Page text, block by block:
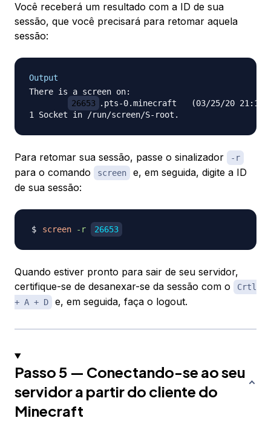
Você receberá um resultado com a ID de sua
sessão, que você precisará para retomar aquela
sessão:
Output
There is a screen on:
26653
.pts-0.minecraft   (03/25/20
Para retomar sua sessão, passe o sinalizador -r
para o comando screen
e, em seguida, digite a ID
de sua sessão:
screen -r 26653
Quando estiver pronto para sair de seu servidor,
certifique-se de desanexar-se da sessão com o
Crtl
+ A + D
e, em seguida, faça o logout.
Passo 5 — Conectando-se ao seu
servidor a partir do cliente do
Minecraft